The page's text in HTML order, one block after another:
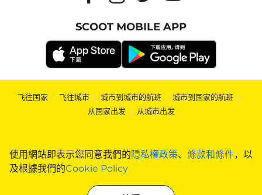
使用網站即表示您同意我們的隱私權政策、 條款和條件，以
及根據我們的Cookie Policy
SCOOT MOBILE APP
飞往国家 | 飞往城市 | 城市到城市的航班 | 城市到国家的航班 |
从国家出发 | 从城市出发